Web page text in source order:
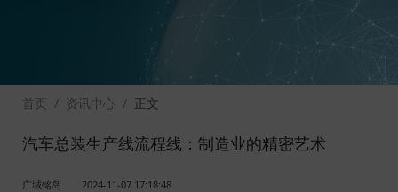
首页 / 资讯中心 / 正文
汽车总装生产线流程线：制造业的精密艺术
广域铭岛 2024-11-07 17:18:48